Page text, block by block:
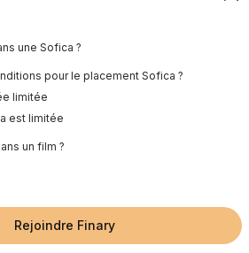
une Sofica ?
pour le placement Sofica ?
limitée
est limitée
un film ?
Sofica, quels sont les avantages ?
substantielle
values
agrées par le CNC ?
Rejoindre Finary
Édité par